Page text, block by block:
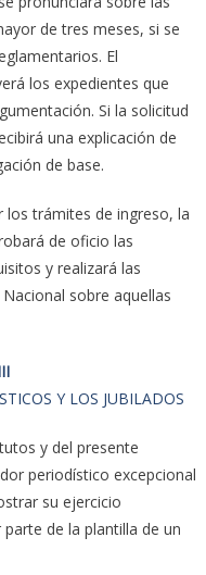
de tres meses, si se
El
los expedientes que
Si la solicitud
una explicación de
de base.
trámites de ingreso, la
de oficio las
y realizará las
sobre aquellas
Y LOS JUBILADOS
y del presente
periodístico excepcional
su ejercicio
de la plantilla de un